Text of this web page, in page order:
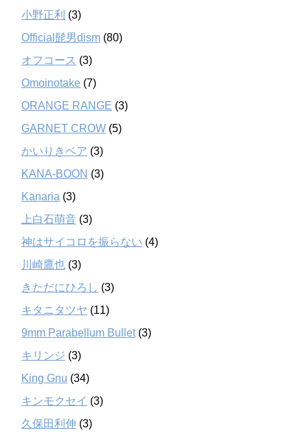
小野正利 (3)
Official髭男dism (80)
オフコース (3)
Omoinotake (7)
ORANGE RANGE (3)
GARNET CROW (5)
かいりきベア (3)
KANA-BOON (3)
Kanaria (3)
上白石萌音 (3)
神はサイコロを振らない (4)
川崎鷹也 (3)
きただにひろし (3)
キタニタツヤ (11)
9mm Parabellum Bullet(3)
キリンジ (3)
King Gnu (34)
キンモクセイ (3)
久保田利伸 (3)